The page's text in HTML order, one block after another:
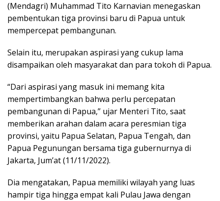
(Mendagri) Muhammad Tito Karnavian menegaskan
pembentukan tiga provinsi baru di Papua untuk
mempercepat pembangunan.
Selain itu, merupakan aspirasi yang cukup lama
disampaikan oleh masyarakat dan para tokoh di Papua.
“Dari aspirasi yang masuk ini memang kita
mempertimbangkan bahwa perlu percepatan
pembangunan di Papua,” ujar Menteri Tito, saat
memberikan arahan dalam acara peresmian tiga
provinsi, yaitu Papua Selatan, Papua Tengah, dan
Papua Pegunungan bersama tiga gubernurnya di
Jakarta, Jum’at (11/11/2022).
Dia mengatakan, Papua memiliki wilayah yang luas
hampir tiga hingga empat kali Pulau Jawa dengan